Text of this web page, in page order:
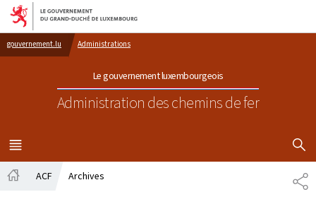
Aller au menu principal
Aller au contenu
gouvernement.lu Administrations
Le gouvernement luxembourgeois
Administration des chemins de fer
MENU
PRINCIPAL
ACF Archives